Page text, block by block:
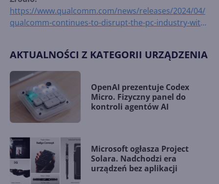
https://www.qualcomm.com/news/releases/2024/04/
qualcomm-continues-to-disrupt-the-pc-industry-with-
AKTUALNOŚCI Z KATEGORII URZĄDZENIA
OpenAI prezentuje Codex
Micro. Fizyczny panel do
kontroli agentów AI
Microsoft ogłasza Project
Solara. Nadchodzi era
urządzeń bez aplikacji